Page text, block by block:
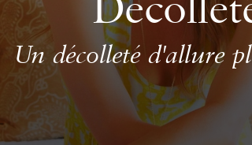
Un décolleté d'allure